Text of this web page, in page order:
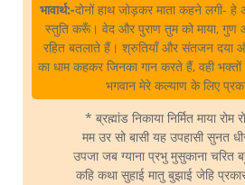
भावार्थ:-दोनों हाथ जोड़कर माता कहने लगी- हे
स्तुति करूँ। वेद और पुराण तुम को माया, गुण
रहित बतलाते हैं। श्रुतियाँ और संतजन दया
का धाम कहकर जिनका गान करते हैं, वही भक्तों
भगवान मेरे कल्याण के लिए
* ब्रह्मांड निकाया निर्मित माया
मम उर सो बासी यह उपहासी सुनत
उपजा जब ग्याना प्रभु मुसुकाना चरित
कहि कथा सुहाई मातु बुझाई जेहि